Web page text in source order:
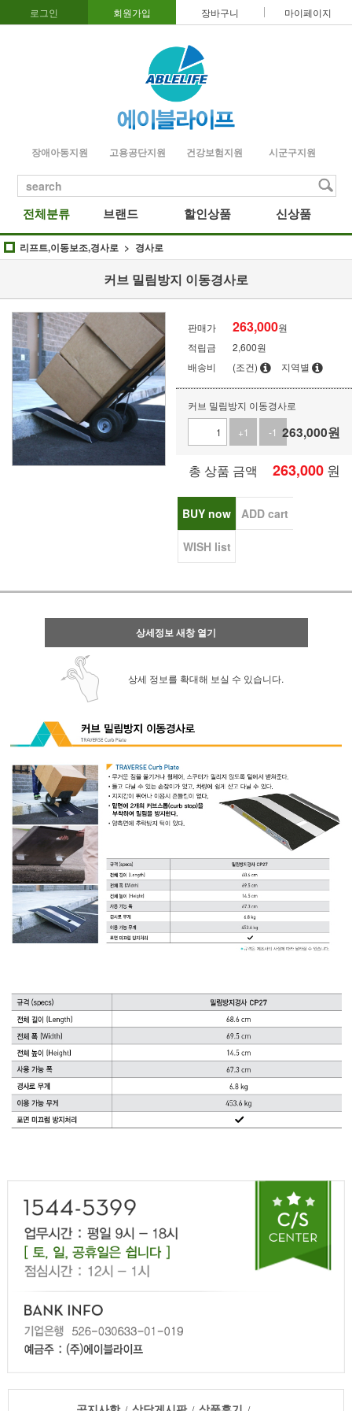
로그인 회원가입 장바구니 마이페이지
장애아동지원 고용공단지원 건강보험지원 시군구지원
search
전체분류 브랜드 할인상품 신상품
리프트,이동보조,경사로 경사로
커브 밀림방지 이동경사로
판매가 263,000원
적립금
2,600원
배송비
(조건) 지역별
커브 밀림방지 이동경사로
+1
-1 263,000원
총 상품 금액 263,000 원
BUY now ADD cart
WISH list
상세정보 새창 열기
상세 정보를 확대해 보실 수 있습니다.